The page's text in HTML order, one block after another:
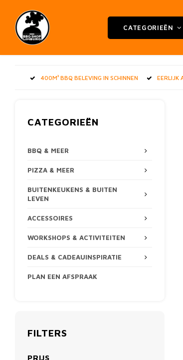
CATEGORIEËN
400M² BBQ BELEVING IN SCHINNEN EERLIJK
CATEGORIEËN
BBQ & MEER
PIZZA & MEER
BUITENKEUKENS & BUITEN
LEVEN
ACCESSOIRES
WORKSHOPS & ACTIVITEITEN
DEALS & CADEAUINSPIRATIE
PLAN EEN AFSPRAAK
FILTERS
PRIJS